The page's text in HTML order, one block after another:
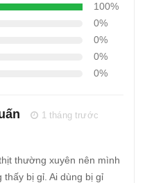
100%
0%
0%
0%
0%
1 tháng trước
thường xuyên nên mình
bị gỉ. Ai dùng bị gỉ